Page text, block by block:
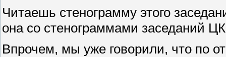
Читаешь стенограмму этого
она со стенограммами заседаний
Впрочем, мы уже говорили, что по